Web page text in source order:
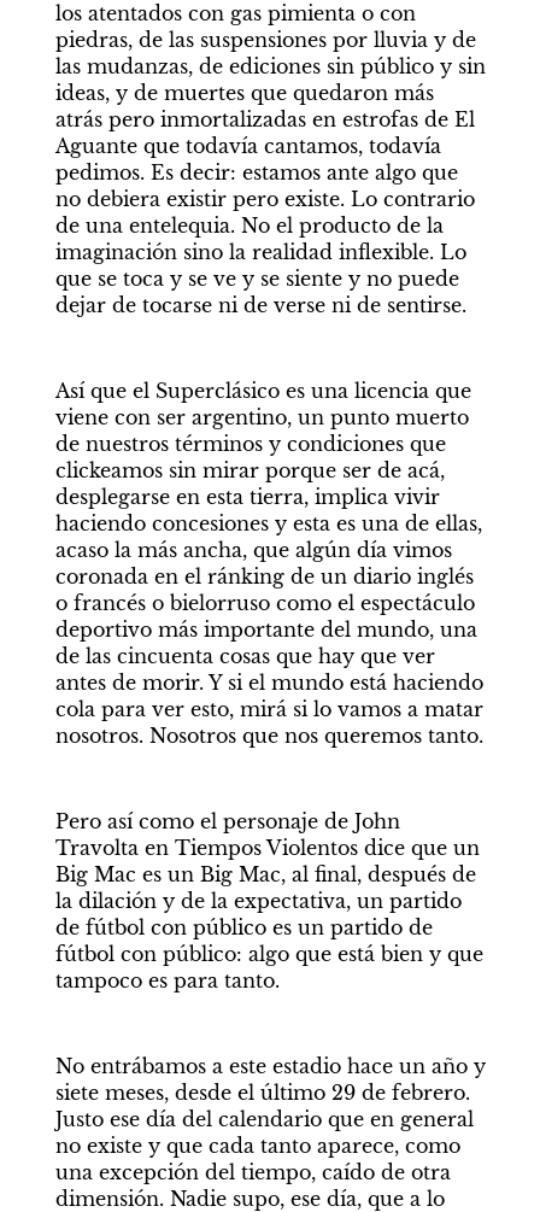
los atentados con gas pimienta o con
piedras, de las suspensiones por lluvia y de
las mudanzas, de ediciones sin público y sin
ideas, y de muertes que quedaron más
atrás pero inmortalizadas en estrofas de El
Aguante que todavía cantamos, todavía
pedimos. Es decir: estamos ante algo que
no debiera existir pero existe. Lo contrario
de una entelequia. No el producto de la
imaginación sino la realidad inflexible. Lo
que se toca y se ve y se siente y no puede
dejar de tocarse ni de verse ni de sentirse.
Así que el Superclásico es una licencia que
viene con ser argentino, un punto muerto
de nuestros términos y condiciones que
clickeamos sin mirar porque ser de acá,
desplegarse en esta tierra, implica vivir
haciendo concesiones y esta es una de ellas,
acaso la más ancha, que algún día vimos
coronada en el ránking de un diario inglés
o francés o bielorruso como el espectáculo
deportivo más importante del mundo, una
de las cincuenta cosas que hay que ver
antes de morir. Y si el mundo está haciendo
cola para ver esto, mirá si lo vamos a matar
nosotros. Nosotros que nos queremos tanto.
Pero así como el personaje de John
Travolta en Tiempos Violentos dice que un
Big Mac es un Big Mac, al final, después de
la dilación y de la expectativa, un partido
de fútbol con público es un partido de
fútbol con público: algo que está bien y que
tampoco es para tanto.
No entrábamos a este estadio hace un año y
siete meses, desde el último 29 de febrero.
Justo ese día del calendario que en general
no existe y que cada tanto aparece, como
una excepción del tiempo, caído de otra
dimensión. Nadie supo, ese día, que a lo